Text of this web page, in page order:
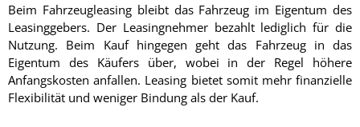
Beim Fahrzeugleasing bleibt das Fahrzeug im Eigentum des
Leasinggebers. Der Leasingnehmer bezahlt lediglich für die
Nutzung. Beim Kauf hingegen geht das Fahrzeug in das
Eigentum des Käufers über, wobei in der Regel höhere
Anfangskosten anfallen. Leasing bietet somit mehr finanzielle
Flexibilität und weniger Bindung als der Kauf.